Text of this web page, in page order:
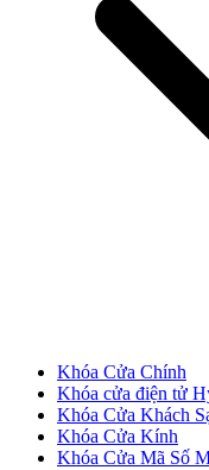
Cửa
Cửa
Khóa Cửa Chính
Khóa cửa điện tử
Khóa Cửa Khách
Khóa Cửa Kính
Khóa Cửa Mã Số